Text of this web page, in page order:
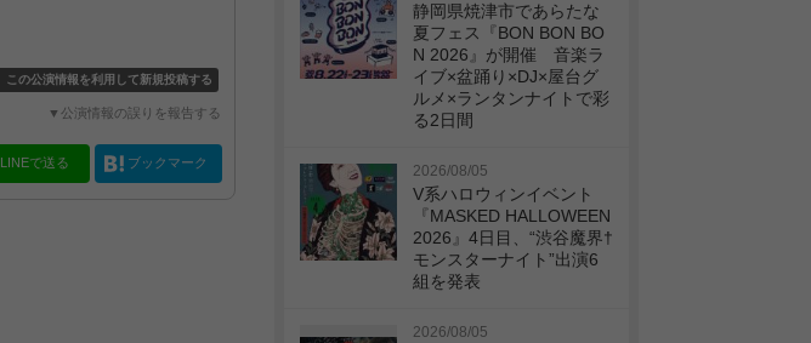
この公演情報を利用して新規投稿する
▼公演情報の誤りを報告する
LINEで送る ブックマーク
静岡県焼津市であらたな
夏フェス『BON BON BO
N 2026』が開催 音楽ラ
イブ×盆踊り×DJ×屋台グ
ルメ×ランタンナイトで彩
る2日間
2026/08/05
V系ハロウィンイベント
『MASKED HALLOWEEN
2026』4日目、“渋谷魔界†
モンスターナイト”出演6
組を発表
2026/08/05